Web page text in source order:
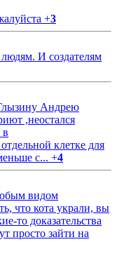
+3
И создателям
Андрею
,неостался
клетке для
с... +4
видом
что кота украли, вы
то доказательства
просто зайти на